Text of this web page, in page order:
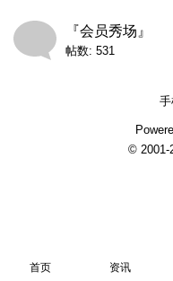
『会员秀场』
帖数: 531
手
© 2001-
首页 资讯